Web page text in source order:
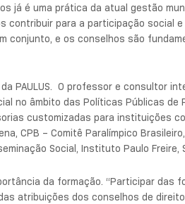
já é uma prática da atual gestão
contribuir para a participação social
conjunto, e os conselhos são
PAULUS. O professor e consultor
no âmbito das Políticas Públicas de
customizadas para instituições
CPB – Comitê Paralímpico
Social, Instituto Paulo Freire,
da formação. “Participar das
atribuições dos conselhos de